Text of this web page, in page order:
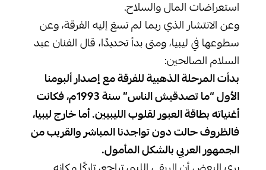
استعراضات المال والسلاح.
وعن الانتشار الذي ربما لم تسعَ إليه الفرقة، وعن
سطوعها في ليبيا، ومتى بدأ تحديدًا، قال الفنان عبد
السلام الصالحين:
بدأت المرحلة الذهبية للفرقة مع إصدار ألبومنا
الأول “ما تصدقيش الناس” سنة 1993م، فكانت
أغنياته بطاقة العبور لقلوب الليبيين. أما خارج ليبيا،
فالظروف حالت دون تواجدنا المباشر والقريب من
الجمهور العربي بالشكل المأمول.